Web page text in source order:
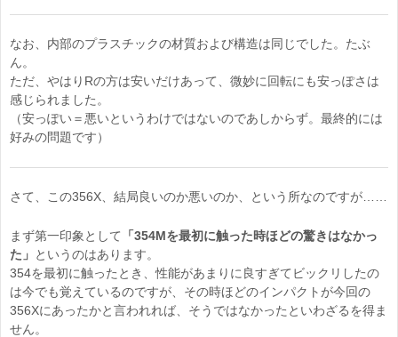
なお、内部のプラスチックの材質および構造は同じでした。たぶ
ん。
ただ、やはりRの方は安いだけあって、微妙に回転にも安っぽさは
感じられました。
（安っぽい＝悪いというわけではないのであしからず。最終的には
好みの問題です）
さて、この356X、結局良いのか悪いのか、という所なのですが……
まず第一印象として
「354Mを最初に触った時ほどの驚きはなかっ
た」 というのはあります。
354を最初に触ったとき、性能があまりに良すぎてビックリしたの
は今でも覚えているのですが、その時ほどのインパクトが今回の
356Xにあったかと言われれば、そうではなかったといわざるを得ま
せん。